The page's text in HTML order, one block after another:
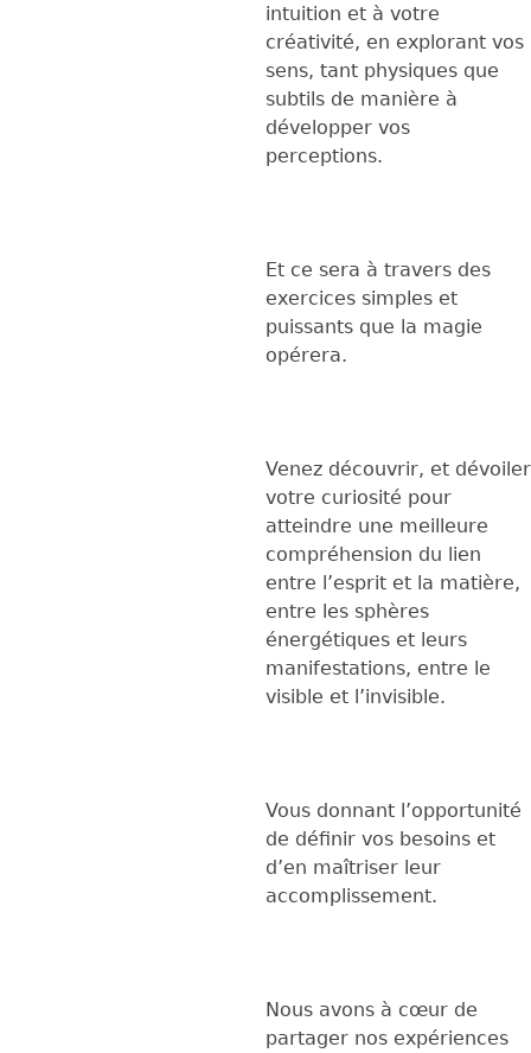
intuition et à votre
créativité, en explorant vos
sens, tant physiques que
subtils de manière à
développer vos
perceptions.
Et ce sera à travers des
exercices simples et
puissants que la magie
opérera.
Venez découvrir, et dévoiler
votre curiosité pour
atteindre une meilleure
compréhension du lien
entre l’esprit et la matière,
entre les sphères
énergétiques et leurs
manifestations, entre le
visible et l’invisible.
Vous donnant l’opportunité
de définir vos besoins et
d’en maîtriser leur
accomplissement.
Nous avons à cœur de
partager nos expériences